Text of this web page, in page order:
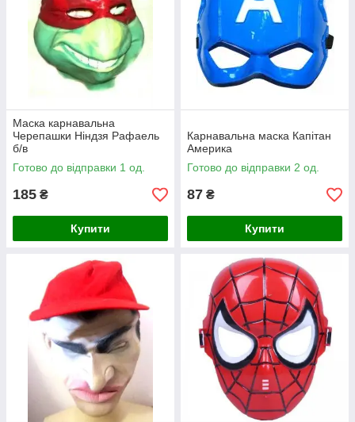
Маска карнавальна
Черепашки Ніндзя Рафаель
б/в
Готово до відправки 1 од.
185 ₴
Купити
Карнавальна маска Капітан
Америка
Готово до відправки 2 од.
87 ₴
Купити